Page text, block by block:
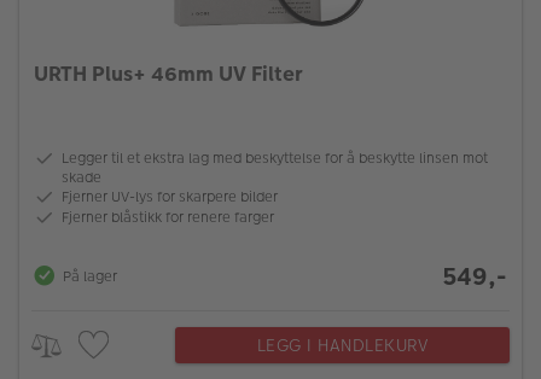
URTH Plus+ 46mm UV Filter
Legger til et ekstra lag med beskyttelse for å beskytte linsen mot
skade
Fjerner UV-lys for skarpere bilder
Fjerner blåstikk for renere farger
På lager 549,-
LEGG I HANDLEKURV